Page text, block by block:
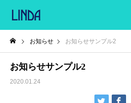
お知らせ お知らせサンプル2
お知らせサンプル2
2020.01.24